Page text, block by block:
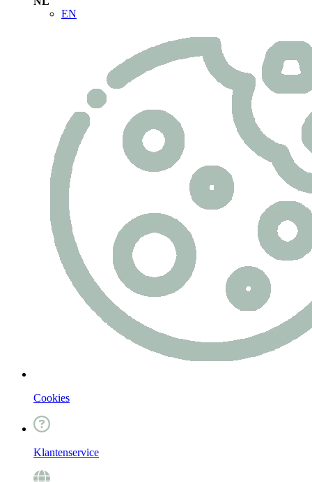
EN
Cookies
Klantenservice